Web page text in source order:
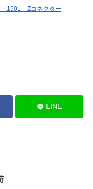
150L Zコネクター
LINE